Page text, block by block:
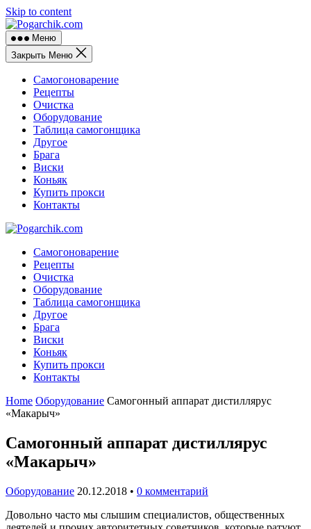
Skip to content
Меню
Закрыть Меню
Самогоноварение
Рецепты
Очистка
Оборудование
Таблица самогонщика
Другое
Брага
Виски
Коньяк
Купить прокси
Контакты
Самогоноварение
Рецепты
Очистка
Оборудование
Таблица самогонщика
Другое
Брага
Виски
Коньяк
Купить прокси
Контакты
Home Оборудование Самогонный аппарат дистиллярус
«Макарыч»
Самогонный аппарат дистиллярус
«Макарыч»
Оборудование 20.12.2018 • 0 комментарий
Довольно часто мы слышим специалистов, общественных